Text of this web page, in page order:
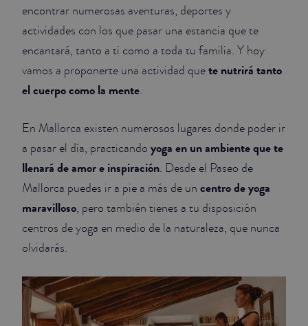
encontrar numerosas aventuras, deportes y
actividades con los que pasar una estancia que te
encantará, tanto a ti como a toda tu familia. Y hoy
vamos a proponerte una actividad quete nutrirá tanto
el cuerpo como la mente.
En Mallorca existen numerosos lugares donde poder ir
a pasar el día, practicando yoga en un ambiente que te
llenará de amor e inspiración. Desde el Paseo de
Mallorca puedes ir a pie a más de un centro de yoga
maravilloso, pero también tienes a tu disposición
centros de yoga en medio de la naturaleza, que nunca
olvidarás.
SUPÉRIEURE
JUNIOR SUITES
SUITE